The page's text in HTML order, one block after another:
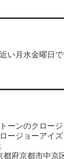
い月水金曜日で
ーンのクロー
ージョーアイズ
都府京都市中京